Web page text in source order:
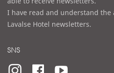
I have read and understand the
Lavalse Hotel newsletters.
SNS